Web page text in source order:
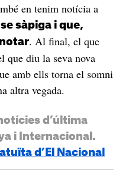
en tenim notícia a
sàpiga i que,
. Al final, el que
que diu la seva nova
amb ells torna el somni
altra vegada.
d’última
i Internacional.
d’El Nacional